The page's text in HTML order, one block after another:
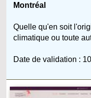
Montréal
Quelle qu'en soit
climatique ou toute
Date de validation :